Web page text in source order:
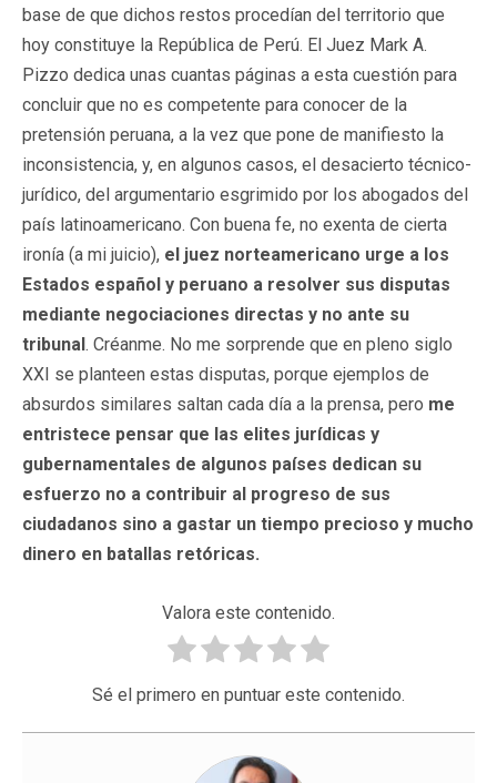
base de que dichos restos procedían del territorio que
hoy constituye la República de Perú. El Juez Mark A.
Pizzo dedica unas cuantas páginas a esta cuestión para
concluir que no es competente para conocer de la
pretensión peruana, a la vez que pone de manifiesto la
inconsistencia, y, en algunos casos, el desacierto técnico-
jurídico, del argumentario esgrimido por los abogados del
país latinoamericano. Con buena fe, no exenta de cierta
ironía (a mi juicio), el juez norteamericano urge a los
Estados español y peruano a resolver sus disputas
mediante negociaciones directas y no ante su
tribunal. Créanme. No me sorprende que en pleno siglo
XXI se planteen estas disputas, porque ejemplos de
absurdos similares saltan cada día a la prensa, pero me
entristece pensar que las elites jurídicas y
gubernamentales de algunos países dedican su
esfuerzo no a contribuir al progreso de sus
ciudadanos sino a gastar un tiempo precioso y mucho
dinero en batallas retóricas.
Valora este contenido.
Sé el primero en puntuar este contenido.